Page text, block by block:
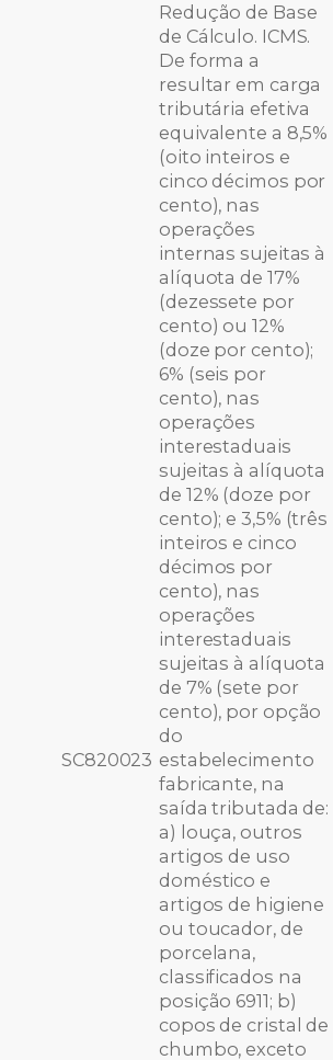
SC820023
Redução de Base
de Cálculo. ICMS.
De forma a
resultar em carga
tributária efetiva
equivalente a 8,5%
(oito inteiros e
cinco décimos por
cento), nas
operações
internas sujeitas à
alíquota de 17%
(dezessete por
cento) ou 12%
(doze por cento);
6% (seis por
cento), nas
operações
interestaduais
sujeitas à alíquota
de 12% (doze por
cento); e 3,5% (três
inteiros e cinco
décimos por
cento), nas
operações
interestaduais
sujeitas à alíquota
de 7% (sete por
cento), por opção
do
estabelecimento
fabricante, na
saída tributada de:
a) louça, outros
artigos de uso
doméstico e
artigos de higiene
ou toucador, de
porcelana,
classificados na
posição 6911; b)
copos de cristal de
chumbo, exceto